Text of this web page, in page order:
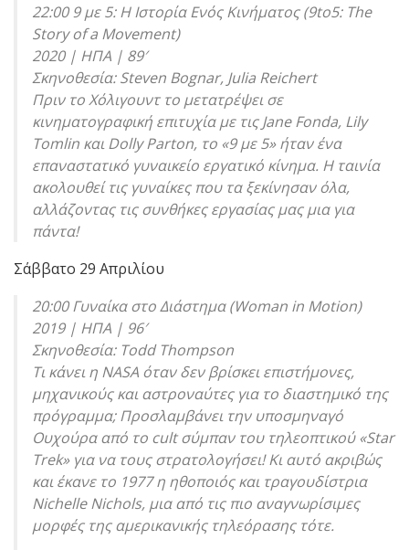
22:00 9 με 5: Η Ιστορία Ενός Κινήματος (9to5: The
Story of a Movement)
2020 | ΗΠΑ | 89′
Σκηνοθεσία: Steven Bognar, Julia Reichert
Πριν το Χόλιγουντ το μετατρέψει σε
κινηματογραφική επιτυχία με τις Jane Fonda, Lily
Tomlin και Dolly Parton, το «9 με 5» ήταν ένα
επαναστατικό γυναικείο εργατικό κίνημα. Η ταινία
ακολουθεί τις γυναίκες που τα ξεκίνησαν όλα,
αλλάζοντας τις συνθήκες εργασίας μας μια για
πάντα!
Σάββατο 29 Απριλίου
20:00 Γυναίκα στο Διάστημα (Woman in Motion)
2019 | ΗΠΑ | 96′
Σκηνοθεσία: Todd Thompson
Τι κάνει η NASA όταν δεν βρίσκει επιστήμονες,
μηχανικούς και αστροναύτες για το διαστημικό της
πρόγραμμα; Προσλαμβάνει την υποσμηναγό
Ουχούρα από το cult σύμπαν του τηλεοπτικού «Star
Trek» για να τους στρατολογήσει! Κι αυτό ακριβώς
και έκανε το 1977 η ηθοποιός και τραγουδίστρια
Nichelle Nichols, μια από τις πιο αναγνωρίσιμες
μορφές της αμερικανικής τηλεόρασης τότε.